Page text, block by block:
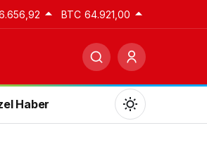
BTC 64.921,00
Haber